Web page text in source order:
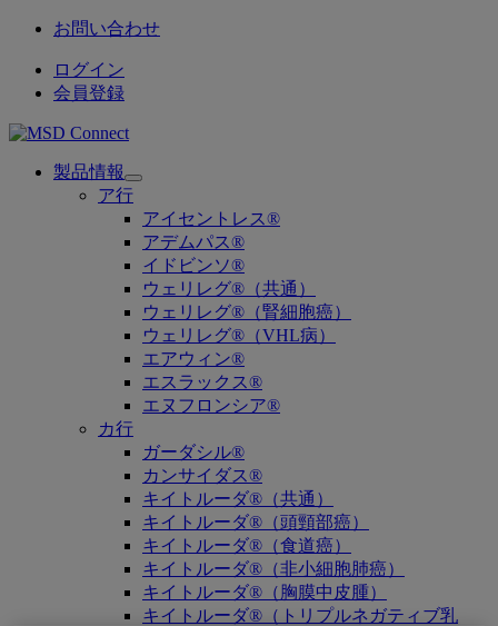
お問い合わせ
ログイン
会員登録
製品情報
Open
submenu
ア行
アイセントレス®
アデムパス®
イドビンソ®
ウェリレグ®（共通）
ウェリレグ®（腎細胞癌）
ウェリレグ®（VHL病）
エアウィン®
エスラックス®
エヌフロンシア®
カ行
ガーダシル®
カンサイダス®
キイトルーダ®（共通）
キイトルーダ®（頭頸部癌）
キイトルーダ®（食道癌）
キイトルーダ®（非小細胞肺癌）
キイトルーダ®（胸膜中皮腫）
キイトルーダ®（トリプルネガティブ乳